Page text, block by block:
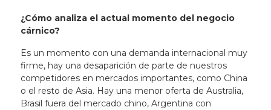
¿Cómo analiza el actual momento del negocio
cárnico?
Es un momento con una demanda internacional muy
firme, hay una desaparición de parte de nuestros
competidores en mercados importantes, como China
o el resto de Asia. Hay una menor oferta de Australia,
Brasil fuera del mercado chino, Argentina con